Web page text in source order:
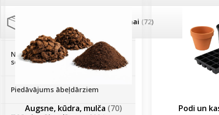
Palīglīdzekļi augu audzēšanai (72)
Klientu Diena
Novatec - izcils mēslošanai arī
sezonas otrajā pusē!
Piedāvājums ābeļdārziem
Augsne, kūdra, mulča (70) Podi un